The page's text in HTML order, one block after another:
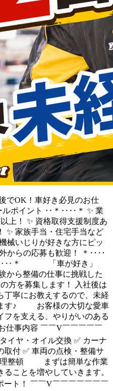
でOK！車好き必見のお仕
イント ‥＊‥‥＊ ✨ 業
上！ ✨ 資格取得支援制度あ
✨ 家族手当・住宅手当など
械いじりが好きな方にピッ
からの応募も歓迎！ ＊‥‥
＊ 「車が好き」
から整備の仕事に挑戦した
を募集します！ 入社後は
丁寧にお教えするので、未経
ます♪ お客様の大切な愛車
フを支える、やりがいのある
事内容 ￣￣V￣￣￣￣￣
イヤ・オイル交換 ✅ カーナ
取付 ✅ 車両の点検・整備サ
理整頓 まずは簡単な作業
ことを増やしていきます。
ト！ ￣￣V￣￣￣￣￣￣￣